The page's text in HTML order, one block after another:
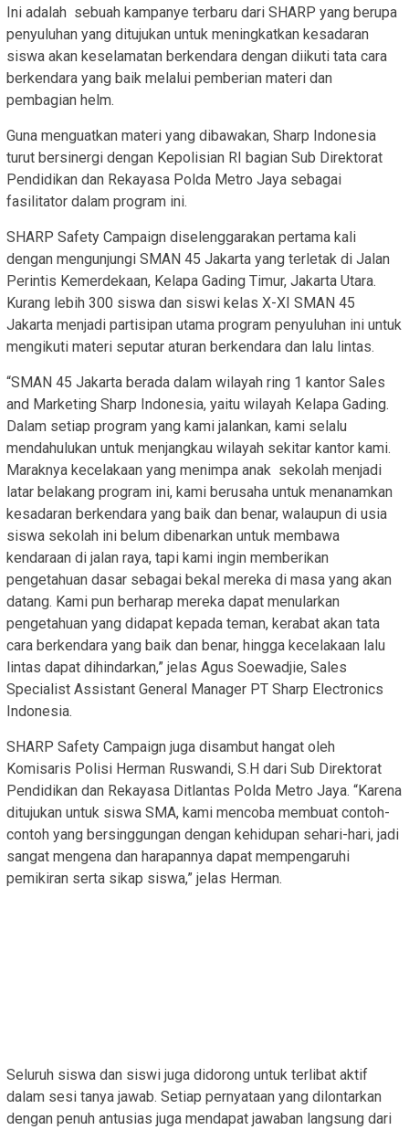
Ini adalah sebuah kampanye terbaru dari SHARP yang berupa
penyuluhan yang ditujukan untuk meningkatkan kesadaran
siswa akan keselamatan berkendara dengan diikuti tata cara
berkendara yang baik melalui pemberian materi dan
pembagian helm.
Guna menguatkan materi yang dibawakan, Sharp Indonesia
turut bersinergi dengan Kepolisian RI bagian Sub Direktorat
Pendidikan dan Rekayasa Polda Metro Jaya sebagai
fasilitator dalam program ini.
SHARP Safety Campaign diselenggarakan pertama kali
dengan mengunjungi SMAN 45 Jakarta yang terletak di Jalan
Perintis Kemerdekaan, Kelapa Gading Timur, Jakarta Utara.
Kurang lebih 300 siswa dan siswi kelas X-XI SMAN 45
Jakarta menjadi partisipan utama program penyuluhan ini untuk
mengikuti materi seputar aturan berkendara dan lalu lintas.
“SMAN 45 Jakarta berada dalam wilayah ring 1 kantor Sales
and Marketing Sharp Indonesia, yaitu wilayah Kelapa Gading.
Dalam setiap program yang kami jalankan, kami selalu
mendahulukan untuk menjangkau wilayah sekitar kantor kami.
Maraknya kecelakaan yang menimpa anak sekolah menjadi
latar belakang program ini, kami berusaha untuk menanamkan
kesadaran berkendara yang baik dan benar, walaupun di usia
siswa sekolah ini belum dibenarkan untuk membawa
kendaraan di jalan raya, tapi kami ingin memberikan
pengetahuan dasar sebagai bekal mereka di masa yang akan
datang. Kami pun berharap mereka dapat menularkan
pengetahuan yang didapat kepada teman, kerabat akan tata
cara berkendara yang baik dan benar, hingga kecelakaan lalu
lintas dapat dihindarkan,” jelas Agus Soewadjie, Sales
Specialist Assistant General Manager PT Sharp Electronics
Indonesia.
SHARP Safety Campaign juga disambut hangat oleh
Komisaris Polisi Herman Ruswandi, S.H dari Sub Direktorat
Pendidikan dan Rekayasa Ditlantas Polda Metro Jaya. “Karena
ditujukan untuk siswa SMA, kami mencoba membuat contoh-
contoh yang bersinggungan dengan kehidupan sehari-hari, jadi
sangat mengena dan harapannya dapat mempengaruhi
pemikiran serta sikap siswa,” jelas Herman.
Seluruh siswa dan siswi juga didorong untuk terlibat aktif
dalam sesi tanya jawab. Setiap pernyataan yang dilontarkan
dengan penuh antusias juga mendapat jawaban langsung dari